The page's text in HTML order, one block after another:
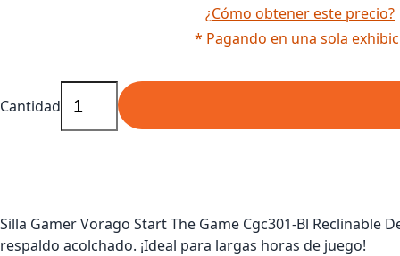
¿Cómo obtener este precio?
* Pagando en una sola
Cantidad
Silla Gamer Vorago Start The Game Cgc301-Bl Reclinable
respaldo acolchado. ¡Ideal para largas horas de juego!